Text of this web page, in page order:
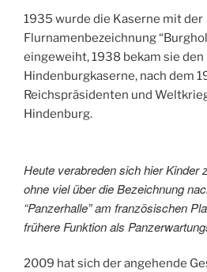
1935 wurde die Kaserne mit der
Flurnamenbezeichnung
eingeweiht, 1938 bekam sie den
Hindenburgkaserne, nach dem
Reichspräsidenten und
Hindenburg.
Heute verabreden sich hier Kinder
ohne viel über die Bezeichnung
“Panzerhalle” am französischen
frühere Funktion als
2009 hat sich der angehende